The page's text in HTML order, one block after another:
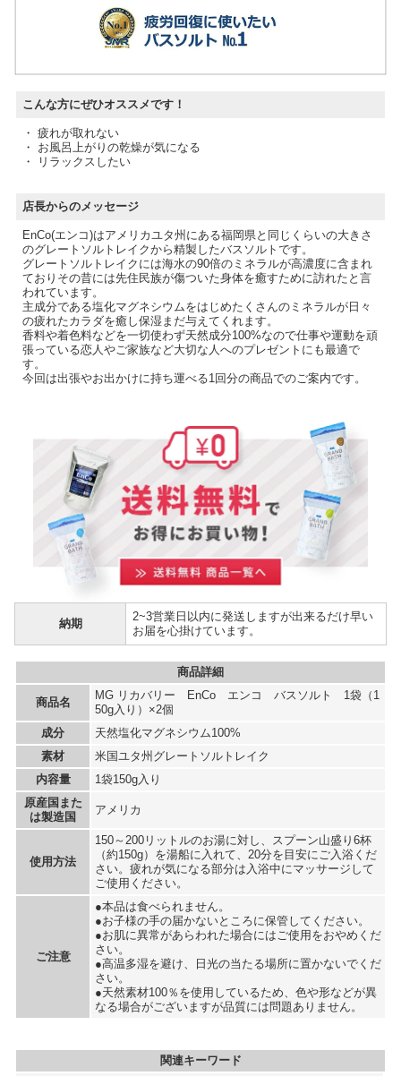
こんな方にぜひオススメです！
・ 疲れが取れない
・ お風呂上がりの乾燥が気になる
・ リラックスしたい
店長からのメッセージ
EnCo(エンコ)はアメリカユタ州にある福岡県と同じくらいの大きさ
のグレートソルトレイクから精製したバスソルトです。
グレートソルトレイクには海水の90倍のミネラルが高濃度に含まれ
ておりその昔には先住民族が傷ついた身体を癒すために訪れたと言
われています。
主成分である塩化マグネシウムをはじめたくさんのミネラルが日々
の疲れたカラダを癒し保湿まだ与えてくれます。
香料や着色料などを一切使わず天然成分100%なので仕事や運動を頑
張っている恋人やご家族など大切な人へのプレゼントにも最適で
す。
今回は出張やお出かけに持ち運べる1回分の商品でのご案内です。
納期
2~3営業日以内に発送しますが出来るだけ早い
お届を心掛けています。
商品詳細
商品名
MG リカバリー EnCo エンコ バスソルト 1袋（1
50g入り）×2個
成分
天然塩化マグネシウム100%
素材
米国ユタ州グレートソルトレイク
内容量
1袋150g入り
原産国また
は製造国
アメリカ
使用方法
150～200リットルのお湯に対し、スプーン山盛り6杯
（約150g）を湯船に入れて、20分を目安にご入浴くだ
さい。疲れが気になる部分は入浴中にマッサージして
ご使用ください。
ご注意
●本品は食べられません。
●お子様の手の届かないところに保管してください。
●お肌に異常があらわれた場合にはご使用をおやめくだ
さい。
●高温多湿を避け、日光の当たる場所に置かないでくだ
さい。
●天然素材100％を使用しているため、色や形などが異
なる場合がございますが品質には問題ありません。
関連キーワード